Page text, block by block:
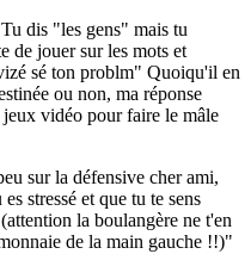
dis "les gens" mais tu
de jouer sur les mots et
sé ton problm" Quoiqu'il en
ou non, ma réponse
jeux vidéo pour faire le mâle
sur la défensive cher ami,
stressé et que tu te sens
la boulangère ne t'en
de la main gauche !!)"